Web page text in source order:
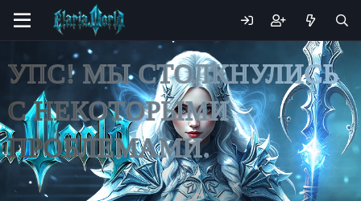
УПС! МЫ СТОЛКНУЛИСЬ
С НЕКОТОРЫМИ
ПРОБЛЕМАМИ.